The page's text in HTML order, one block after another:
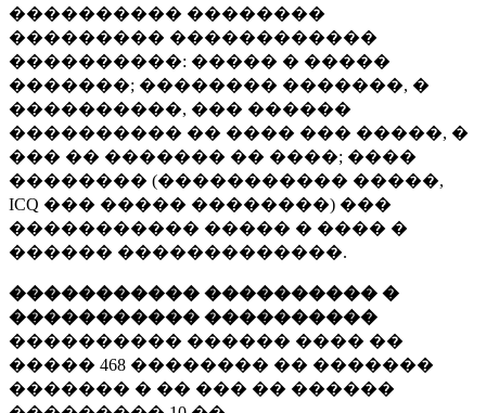
���������� ��������
��������� ������������
����������: ����� � �����
�������; �������� �������, �
����������, ��� ������
���������� �� ���� ��� �����, �
��� �� ������� �� ����; ����
�������� (����������� �����,
ICQ ��� ����� ��������) ���
����������� ����� � ���� �
������ �������������.
����������� ���������� �
����������� ����������
���������� ������ ���� ��
����� 468 �������� �� �������
������� � �� ��� �� ������